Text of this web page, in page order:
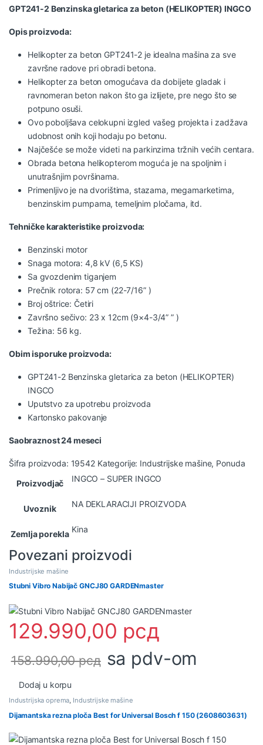
GPT241-2 Benzinska gletarica za beton (HELIKOPTER) INGCO
Opis proizvoda:
Helikopter za beton GPT241-2 je idealna mašina za sve
završne radove pri obradi betona.
Helikopter za beton omogućava da dobijete gladak i
ravnomeran beton nakon što ga izlijete, pre nego što se
potpuno osuši.
Ovo poboljšava celokupni izgled vašeg projekta i zadžava
udobnost onih koji hodaju po betonu.
Najčešće se može videti na parkinzima tržnih većih centara.
Obrada betona helikopterom moguća je na spoljnim i
unutrašnjim površinama.
Primenljivo je na dvorištima, stazama, megamarketima,
benzinskim pumpama, temeljnim pločama, itd.
Tehničke karakteristike proizvoda:
Benzinski motor
Snaga motora: 4,8 kV (6,5 KS)
Sa gvozdenim tiganjem
Prečnik rotora: 57 cm (22-7/16” )
Broj oštrice: Četiri
Završno sečivo: 23 x 12cm (9×4-3/4” ” )
Težina: 56 kg.
Obim isporuke proizvoda:
GPT241-2 Benzinska gletarica za beton (HELIKOPTER)
INGCO
Uputstvo za upotrebu proizvoda
Kartonsko pakovanje
Saobraznost 24 meseci
Šifra proizvoda: 19542 Kategorije: Industrijske mašine, Ponuda
Proizvodjač
INGCO – SUPER INGCO
Uvoznik NA DEKLARACIJI PROIZVODA
Zemlja porekla Kina
Povezani proizvodi
Industrijske mašine
Stubni Vibro Nabijač GNCJ80 GARDENmaster
129.990,00 рсд
158.990,00рсд sa pdv-om
Dodaj u korpu
Industrijska oprema, Industrijske mašine
Dijamantska rezna ploča Best for Universal Bosch f 150 (2608603631)